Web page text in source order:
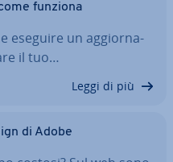
funziona
eseguire un ag­gior­na­
il tuo…
Leggi di più
di Adobe